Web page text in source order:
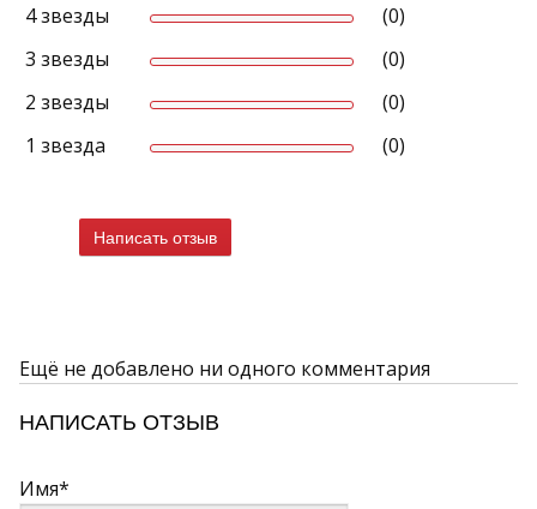
4 звезды
(0)
3 звезды
(0)
2 звезды
(0)
1 звезда
(0)
Написать отзыв
Ещё не добавлено ни одного комментария
НАПИСАТЬ ОТЗЫВ
Имя*